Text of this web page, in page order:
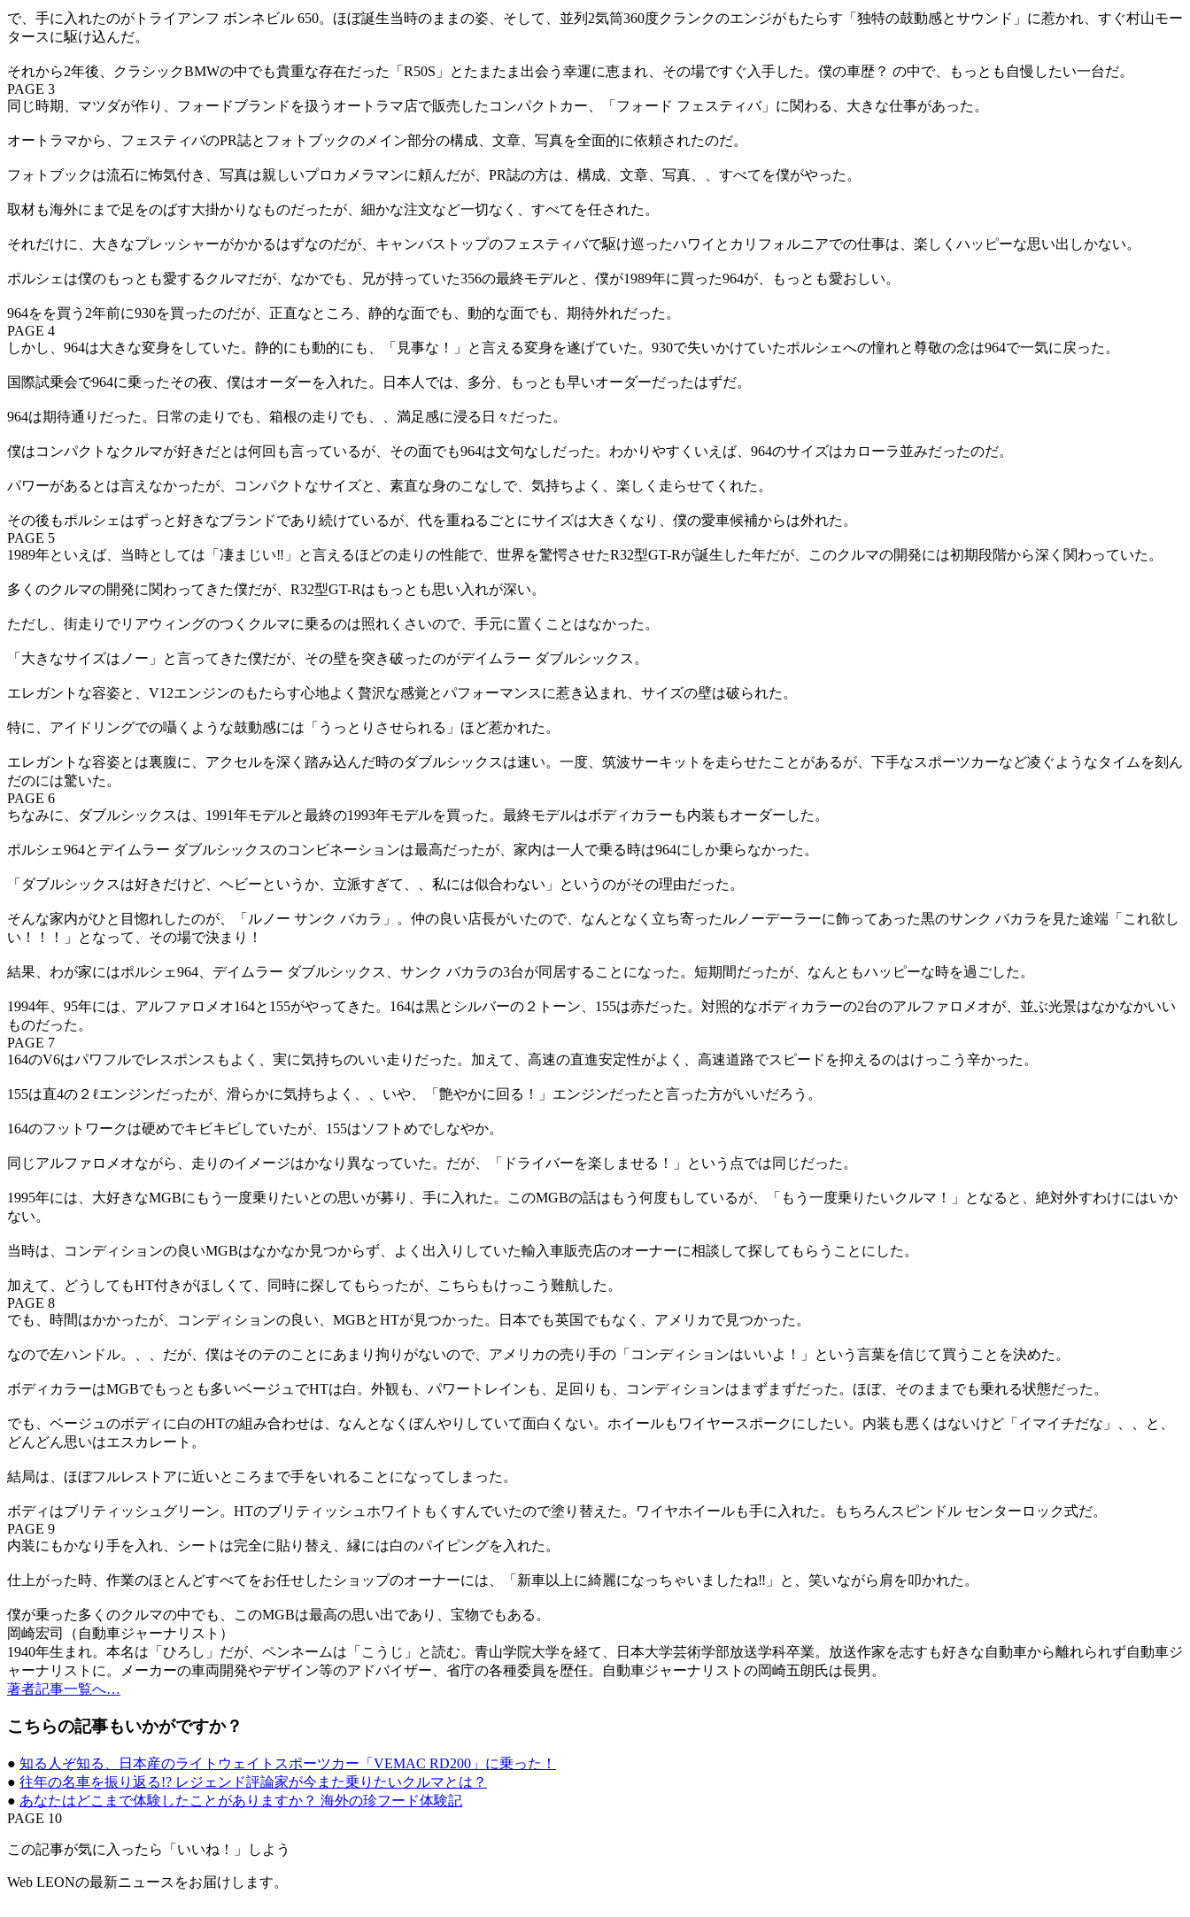
で、手に入れたのがトライアンフ ボンネビル 650。ほぼ誕生当時のままの姿、そして、並列2気筒360度クランクのエンジがもたらす「独特の鼓動感とサウンド」に惹かれ、すぐ村山モー
タースに駆け込んだ。
それから2年後、クラシックBMWの中でも貴重な存在だった「R50S」とたまたま出会う幸運に恵まれ、その場ですぐ入手した。僕の車歴？ の中で、もっとも自慢したい一台だ。
PAGE 3
同じ時期、マツダが作り、フォードブランドを扱うオートラマ店で販売したコンパクトカー、「フォード フェスティバ」に関わる、大きな仕事があった。
オートラマから、フェスティバのPR誌とフォトブックのメイン部分の構成、文章、写真を全面的に依頼されたのだ。
フォトブックは流石に怖気付き、写真は親しいプロカメラマンに頼んだが、PR誌の方は、構成、文章、写真、、すべてを僕がやった。
取材も海外にまで足をのばす大掛かりなものだったが、細かな注文など一切なく、すべてを任された。
それだけに、大きなプレッシャーがかかるはずなのだが、キャンバストップのフェスティバで駆け巡ったハワイとカリフォルニアでの仕事は、楽しくハッピーな思い出しかない。
ポルシェは僕のもっとも愛するクルマだが、なかでも、兄が持っていた356の最終モデルと、僕が1989年に買った964が、もっとも愛おしい。
964をを買う2年前に930を買ったのだが、正直なところ、静的な面でも、動的な面でも、期待外れだった。
PAGE 4
しかし、964は大きな変身をしていた。静的にも動的にも、「見事な！」と言える変身を遂げていた。930で失いかけていたポルシェへの憧れと尊敬の念は964で一気に戻った。
国際試乗会で964に乗ったその夜、僕はオーダーを入れた。日本人では、多分、もっとも早いオーダーだったはずだ。
964は期待通りだった。日常の走りでも、箱根の走りでも、、満足感に浸る日々だった。
僕はコンパクトなクルマが好きだとは何回も言っているが、その面でも964は文句なしだった。わかりやすくいえば、964のサイズはカローラ並みだったのだ。
パワーがあるとは言えなかったが、コンパクトなサイズと、素直な身のこなしで、気持ちよく、楽しく走らせてくれた。
その後もポルシェはずっと好きなブランドであり続けているが、代を重ねるごとにサイズは大きくなり、僕の愛車候補からは外れた。
PAGE 5
1989年といえば、当時としては「凄まじい‼」と言えるほどの走りの性能で、世界を驚愕させたR32型GT-Rが誕生した年だが、このクルマの開発には初期段階から深く関わっていた。
多くのクルマの開発に関わってきた僕だが、R32型GT-Rはもっとも思い入れが深い。
ただし、街走りでリアウィングのつくクルマに乗るのは照れくさいので、手元に置くことはなかった。
「大きなサイズはノー」と言ってきた僕だが、その壁を突き破ったのがデイムラー ダブルシックス。
エレガントな容姿と、V12エンジンのもたらす心地よく贅沢な感覚とパフォーマンスに惹き込まれ、サイズの壁は破られた。
特に、アイドリングでの囁くような鼓動感には「うっとりさせられる」ほど惹かれた。
エレガントな容姿とは裏腹に、アクセルを深く踏み込んだ時のダブルシックスは速い。一度、筑波サーキットを走らせたことがあるが、下手なスポーツカーなど凌ぐようなタイムを刻ん
だのには驚いた。
PAGE 6
ちなみに、ダブルシックスは、1991年モデルと最終の1993年モデルを買った。最終モデルはボディカラーも内装もオーダーした。
ポルシェ964とデイムラー ダブルシックスのコンビネーションは最高だったが、家内は一人で乗る時は964にしか乗らなかった。
「ダブルシックスは好きだけど、ヘビーというか、立派すぎて、、私には似合わない」というのがその理由だった。
そんな家内がひと目惚れしたのが、「ルノー サンク バカラ」。仲の良い店長がいたので、なんとなく立ち寄ったルノーデーラーに飾ってあった黒のサンク バカラを見た途端「これ欲し
い！！！」となって、その場で決まり！
結果、わが家にはポルシェ964、デイムラー ダブルシックス、サンク バカラの3台が同居することになった。短期間だったが、なんともハッピーな時を過ごした。
1994年、95年には、アルファロメオ164と155がやってきた。164は黒とシルバーの２トーン、155は赤だった。対照的なボディカラーの2台のアルファロメオが、並ぶ光景はなかなかいい
ものだった。
PAGE 7
164のV6はパワフルでレスポンスもよく、実に気持ちのいい走りだった。加えて、高速の直進安定性がよく、高速道路でスピードを抑えるのはけっこう辛かった。
155は直4の２ℓエンジンだったが、滑らかに気持ちよく、、いや、「艶やかに回る！」エンジンだったと言った方がいいだろう。
164のフットワークは硬めでキビキビしていたが、155はソフトめでしなやか。
同じアルファロメオながら、走りのイメージはかなり異なっていた。だが、「ドライバーを楽しませる！」という点では同じだった。
1995年には、大好きなMGBにもう一度乗りたいとの思いが募り、手に入れた。このMGBの話はもう何度もしているが、「もう一度乗りたいクルマ！」となると、絶対外すわけにはいか
ない。
当時は、コンディションの良いMGBはなかなか見つからず、よく出入りしていた輸入車販売店のオーナーに相談して探してもらうことにした。
加えて、どうしてもHT付きがほしくて、同時に探してもらったが、こちらもけっこう難航した。
PAGE 8
でも、時間はかかったが、コンディションの良い、MGBとHTが見つかった。日本でも英国でもなく、アメリカで見つかった。
なので左ハンドル。、、だが、僕はそのテのことにあまり拘りがないので、アメリカの売り手の「コンディションはいいよ！」という言葉を信じて買うことを決めた。
ボディカラーはMGBでもっとも多いベージュでHTは白。外観も、パワートレインも、足回りも、コンディションはまずまずだった。ほぼ、そのままでも乗れる状態だった。
でも、ベージュのボディに白のHTの組み合わせは、なんとなくぼんやりしていて面白くない。ホイールもワイヤースポークにしたい。内装も悪くはないけど「イマイチだな」、、と、
どんどん思いはエスカレート。
結局は、ほぼフルレストアに近いところまで手をいれることになってしまった。
ボディはブリティッシュグリーン。HTのブリティッシュホワイトもくすんでいたので塗り替えた。ワイヤホイールも手に入れた。もちろんスピンドル センターロック式だ。
PAGE 9
内装にもかなり手を入れ、シートは完全に貼り替え、縁には白のパイピングを入れた。
仕上がった時、作業のほとんどすべてをお任せしたショップのオーナーには、「新車以上に綺麗になっちゃいましたね‼」と、笑いながら肩を叩かれた。
僕が乗った多くのクルマの中でも、このMGBは最高の思い出であり、宝物でもある。
岡崎宏司（自動車ジャーナリスト）
1940年生まれ。本名は「ひろし」だが、ペンネームは「こうじ」と読む。青山学院大学を経て、日本大学芸術学部放送学科卒業。放送作家を志すも好きな自動車から離れられず自動車ジ
ャーナリストに。メーカーの車両開発やデザイン等のアドバイザー、省庁の各種委員を歴任。自動車ジャーナリストの岡崎五朗氏は長男。
著者記事一覧へ…
こちらの記事もいかがですか？
● 知る人ぞ知る、日本産のライトウェイトスポーツカー「VEMAC RD200」に乗った！
● 往年の名車を振り返る!? レジェンド評論家が今また乗りたいクルマとは？
● あなたはどこまで体験したことがありますか？ 海外の珍フード体験記
PAGE 10
この記事が気に入ったら「いいね！」しよう
Web LEONの最新ニュースをお届けします。